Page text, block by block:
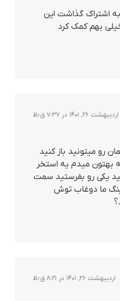
اشتراک گذاشت این
بهم کمک کرد
۲۶, ۱۴۰۱ در ۷:۳۷ ق٫ظ
رو میتونید باز کنید
میدم یه استخر
یکی رو بفرستید سمت
ما دوغاب توش
اردیبهشت ۲۶, ۱۴۰۱ در ۸:۲۱ ق٫ظ